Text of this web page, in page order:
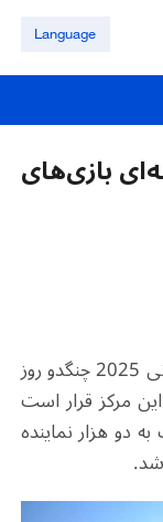
Language
بازی‌های
مرکز اصلی رسانه‌ای (MMC) بازی‌های جهانی 2025 چنگدو روز
شد. این مرکز قرار است
و نزدیک به دو هزار نماینده